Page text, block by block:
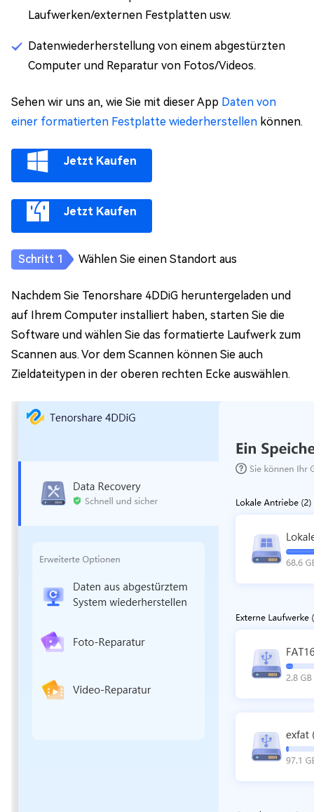
Laufwerken/externen Festplatten usw.
Datenwiederherstellung von einem abgestürzten
Computer und Reparatur von Fotos/Videos.
Sehen wir uns an, wie Sie mit dieser App Daten von
einer formatierten Festplatte wiederherstellen können.
Jetzt Kaufen
Jetzt Kaufen
Wählen Sie einen Standort aus
Nachdem Sie Tenorshare 4DDiG heruntergeladen und
auf Ihrem Computer installiert haben, starten Sie die
Software und wählen Sie das formatierte Laufwerk zum
Scannen aus. Vor dem Scannen können Sie auch
Zieldateitypen in der oberen rechten Ecke auswählen.